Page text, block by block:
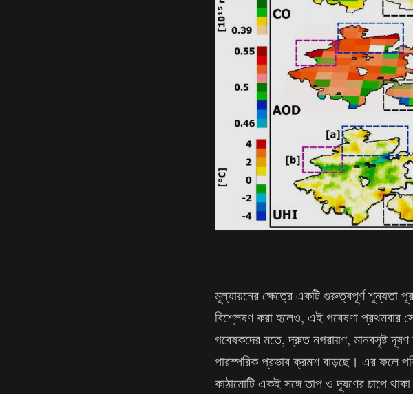
মূল্যায়নের ক্ষেত্রে একটি গুরুত্বপূর্ণ শূন্যতা
বিশ্লেষণ করা হলেও, এই গবেষণা প্রথমবার
গবেষকদের মতে, দ্রুত নগরায়ণ, মানবসৃষ্ট
পারস্পরিক প্রভাব ক্রমশ বাড়ছে। এর ফলে
কাঠামোটি একই সঙ্গে তাপ ও দূষণের চাপে